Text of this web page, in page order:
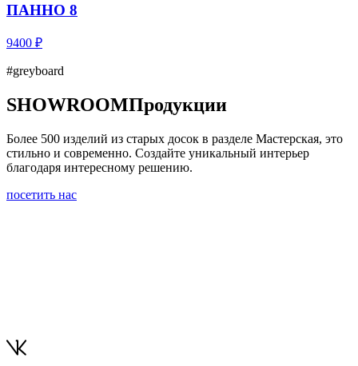
ПАННО 8
9400 ₽
#greyboard
SHOWROOMПродукции
Более 500 изделий из старых досок в разделе Мастерская, это
стильно и современно. Создайте уникальный интерьер
благодаря интересному решению.
посетить нас